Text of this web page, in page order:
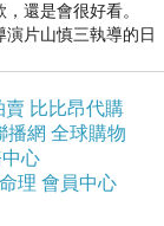
還是會很好看。
演片山慎三執導的日
賣 比比昂代購
播網 全球購物
心
理 會員中心